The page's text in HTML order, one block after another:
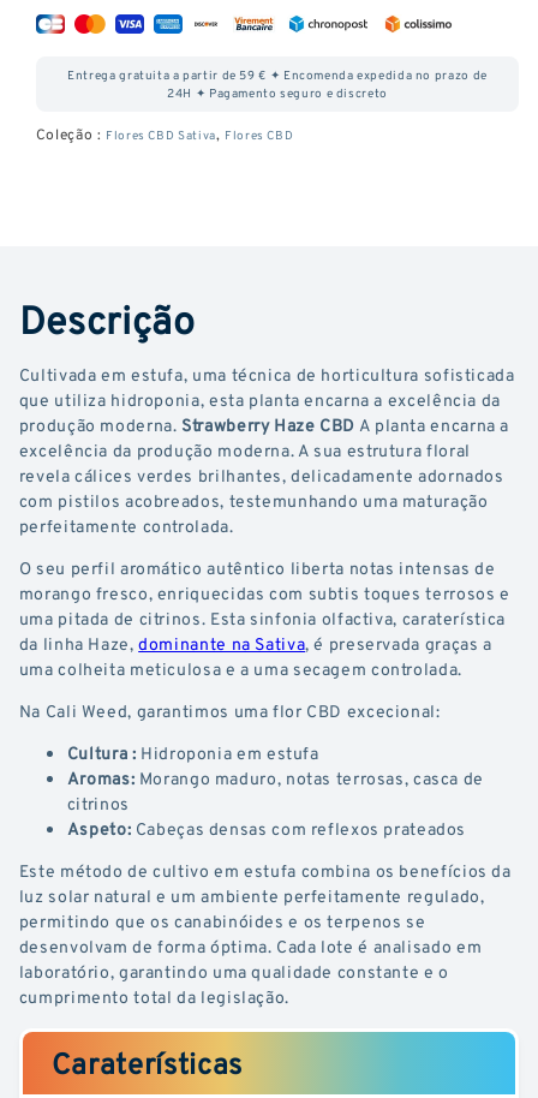
quantidade
de
Haze
quantidade
de
Strawberry
Haze
Entrega gratuita a partir de 59 € ✦ Encomenda expedida no prazo de
24H ✦ Pagamento seguro e discreto
Coleção : Flores CBD Sativa, Flores CBD
Descrição
Cultivada em estufa, uma técnica de horticultura sofisticada
que utiliza hidroponia, esta planta encarna a excelência da
produção moderna. Strawberry Haze CBD A planta encarna a
excelência da produção moderna. A sua estrutura floral
revela cálices verdes brilhantes, delicadamente adornados
com pistilos acobreados, testemunhando uma maturação
perfeitamente controlada.
O seu perfil aromático autêntico liberta notas intensas de
morango fresco, enriquecidas com subtis toques terrosos e
uma pitada de citrinos. Esta sinfonia olfactiva, caraterística
da linha Haze,dominante na Sativa, é preservada graças a
uma colheita meticulosa e a uma secagem controlada.
Na Cali Weed, garantimos uma flor CBD excecional:
Cultura : Hidroponia em estufa
Aromas: Morango maduro, notas terrosas, casca de
citrinos
Aspeto: Cabeças densas com reflexos prateados
Este método de cultivo em estufa combina os benefícios da
luz solar natural e um ambiente perfeitamente regulado,
permitindo que os canabinóides e os terpenos se
desenvolvam de forma óptima. Cada lote é analisado em
laboratório, garantindo uma qualidade constante e o
cumprimento total da legislação.
Caraterísticas